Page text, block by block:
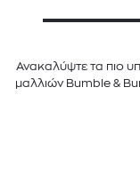
Ανακαλύψτε τα πιο
μαλλιών Bumble &